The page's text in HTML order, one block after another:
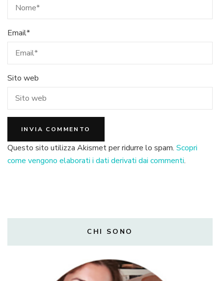
Email*
Sito web
Questo sito utilizza Akismet per ridurre lo spam. Scopri
come vengono elaborati i dati derivati dai commenti.
CHI SONO